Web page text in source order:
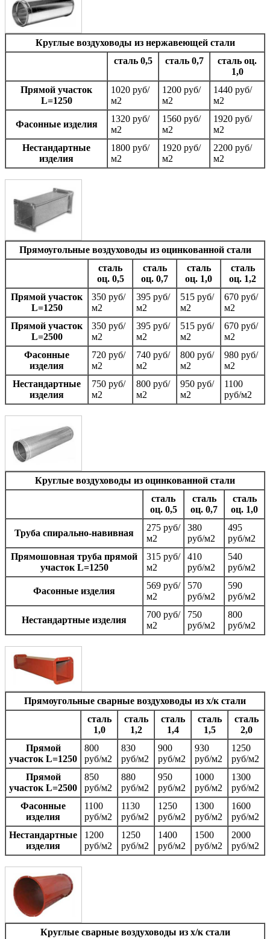
Круглые воздуховоды из нержавеющей стали
сталь 0,5
сталь 0,7
сталь оц.
1,0
Прямой участок
L=1250
1020 руб/
м2
1200 руб/
м2
1440 руб/
м2
Фаcонные изделия
1320 руб/
м2
1560 руб/
м2
1920 руб/
м2
Нестандартные
изделия
1800 руб/
м2
1920 руб/
м2
2200 руб/
м2
Прямоугольные воздуховоды из оцинкованной стали
сталь
оц. 0,5
сталь
оц. 0,7
сталь
оц. 1,0
сталь
оц. 1,2
Прямой участок
L=1250
350 руб/
м2
395 руб/
м2
515 руб/
м2
670 руб/
м2
Прямой участок
L=2500
350 руб/
м2
395 руб/
м2
515 руб/
м2
670 руб/
м2
Фасонные
изделия
720 руб/
м2
740 руб/
м2
800 руб/
м2
980 руб/
м2
Нестандартные
изделия
750 руб/
м2
800 руб/
м2
950 руб/
м2
1100
руб/м2
Круглые воздуховоды из оцинкованной стали
сталь
оц. 0,5
сталь
оц. 0,7
сталь
оц. 1,0
Труба спирально-навивная
275 руб/
м2
380
руб/м2
495
руб/м2
Прямошовная труба прямой
участок L=1250
315 руб/
м2
410
руб/м2
540
руб/м2
Фаcонные изделия
569 руб/
м2
570
руб/м2
590
руб/м2
Нестандартные изделия
700 руб/
м2
750
руб/м2
800
руб/м2
Прямоугольные сварные воздуховоды из х/к стали
сталь
1,0
сталь
1,2
сталь
1,4
сталь
1,5
сталь
2,0
Прямой
участок L=1250
800
руб/м2
830
руб/м2
900
руб/м2
930
руб/м2
1250
руб/м2
Прямой
участок L=2500
850
руб/м2
880
руб/м2
950
руб/м2
1000
руб/м2
1300
руб/м2
Фаcонные
изделия
1100
руб/м2
1130
руб/м2
1250
руб/м2
1300
руб/м2
1600
руб/м2
Нестандартные
изделия
1200
руб/м2
1250
руб/м2
1400
руб/м2
1500
руб/м2
2000
руб/м2
Круглые сварные воздуховоды из х/к стали